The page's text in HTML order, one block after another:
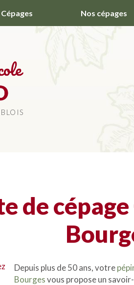
Cépages Nos cépages
de
Depuis plus de 50 ans, votre
Bourgesvous propose un